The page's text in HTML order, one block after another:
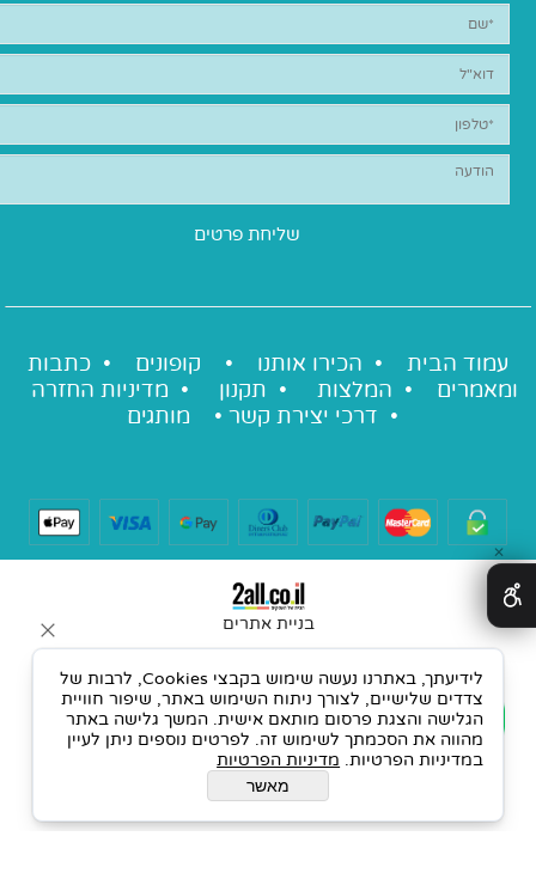
עמוד הבית • הכירו אותנו • קופונים • כתבות
ומאמרים • המלצות • תקנון • מדיניות החזרה
• דרכי יצירת קשר • מותגים
בניית אתרים
✕
לידיעתך, באתרנו נעשה שימוש בקבצי Cookies, לרבות של
צדדים שלישיים, לצורך ניתוח השימוש באתר, שיפור חוויית
הגלישה והצגת פרסום מותאם אישית. המשך גלישה באתר
מהווה את הסכמתך לשימוש זה. לפרטים נוספים ניתן לעיין
במדיניות הפרטיות. מדיניות הפרטיות
מאשר